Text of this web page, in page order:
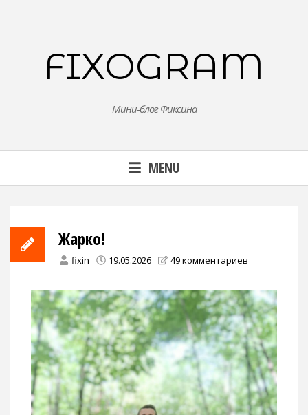
FIXOGRAM
Мини-блог Фиксина
MENU
Жарко!
fixin 19.05.2026 49 комментариев